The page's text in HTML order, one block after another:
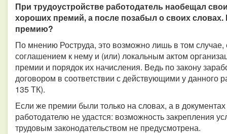
При трудоустройстве работодатель наобещал
хороших премий, а после позабыл о своих
премию?
По мнению Роструда, это возможно лишь в том
соглашением к нему и (или) локальным актом
премии и порядок их начисления. Ведь по закону
договором в соответствии с действующими у данного
135 ТК).
Если же премии были только на словах, а в
работодателю не удастся: возможность закрепления
трудовым законодательством не предусмотрена.